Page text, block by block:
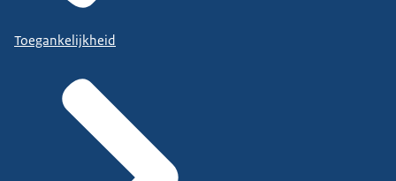
Toegankelijkheid